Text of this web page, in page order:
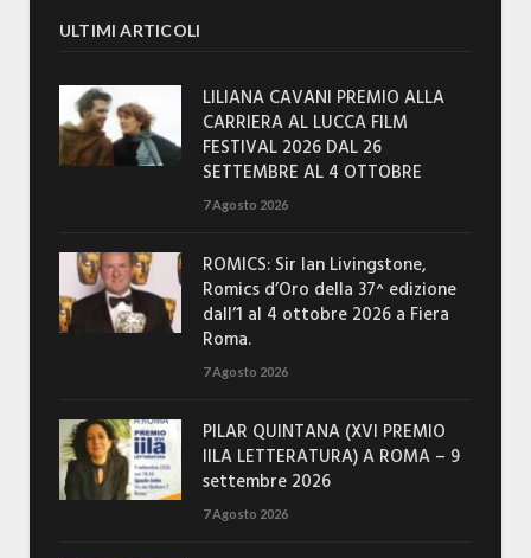
ULTIMI ARTICOLI
LILIANA CAVANI PREMIO ALLA
CARRIERA AL LUCCA FILM
FESTIVAL 2026 DAL 26
SETTEMBRE AL 4 OTTOBRE
7 Agosto 2026
ROMICS: Sir Ian Livingstone,
Romics d’Oro della 37^ edizione
dall’1 al 4 ottobre 2026 a Fiera
Roma.
7 Agosto 2026
PILAR QUINTANA (XVI PREMIO
IILA LETTERATURA) A ROMA – 9
settembre 2026
7 Agosto 2026